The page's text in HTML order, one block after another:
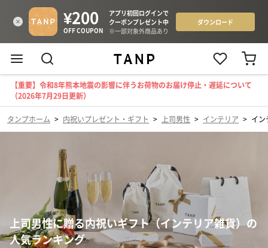
【重要】令和8年熊本地震の影響に伴うお荷物のお届け停止・遅延について
（2026年7月29日更新）
タンプホーム > 内祝いプレゼント・ギフト > 上司男性 > インテリア > イン
上司男性に贈る内祝いギフト（インテリア雑貨）の
人気ランキング